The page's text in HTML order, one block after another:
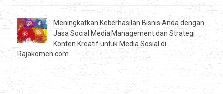
Meningkatkan Keberhasilan Bisnis Anda dengan
Jasa Social Media Management dan Strategi
Konten Kreatif untuk Media Sosial di
Rajakomen.com